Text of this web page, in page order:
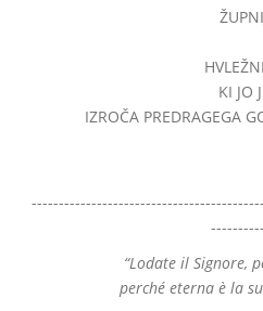
KI JO
IZROČA PREDRAGEGA
“Lodate il Signore,
perché eterna è la